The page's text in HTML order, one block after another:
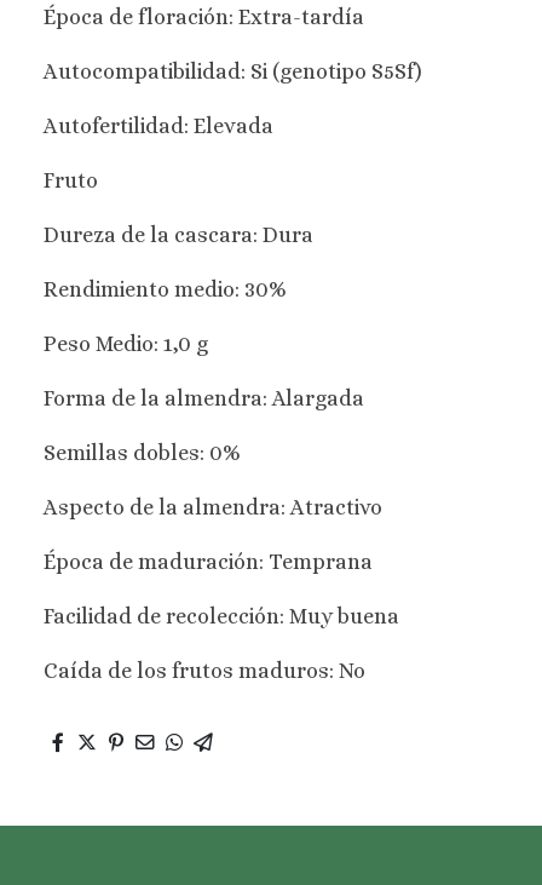
Época de floración: Extra-tardía
Autocompatibilidad: Si (genotipo S5Sf)
Autofertilidad: Elevada
Fruto
Dureza de la cascara: Dura
Rendimiento medio: 30%
Peso Medio: 1,0 g
Forma de la almendra: Alargada
Semillas dobles: 0%
Aspecto de la almendra: Atractivo
Época de maduración: Temprana
Facilidad de recolección: Muy buena
Caída de los frutos maduros: No